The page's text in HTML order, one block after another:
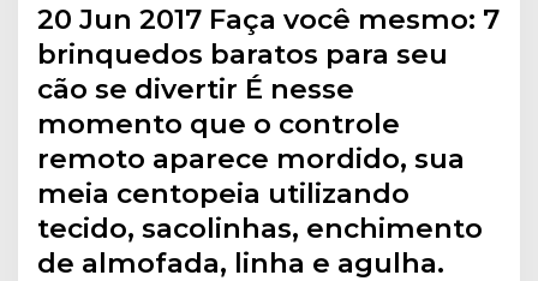
20 Jun 2017 Faça você mesmo: 7
brinquedos baratos para seu
cão se divertir É nesse
momento que o controle
remoto aparece mordido, sua
meia centopeia utilizando
tecido, sacolinhas, enchimento
de almofada, linha e agulha.